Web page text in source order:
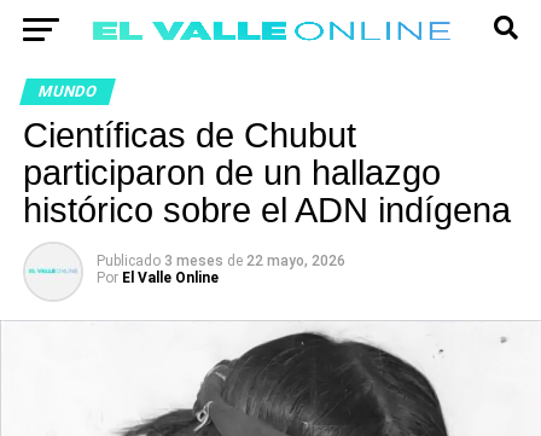
MUNDO
Científicas de Chubut
participaron de un hallazgo
histórico sobre el ADN indígena
Publicado 3 meses de 22 mayo, 2026
Por El Valle Online